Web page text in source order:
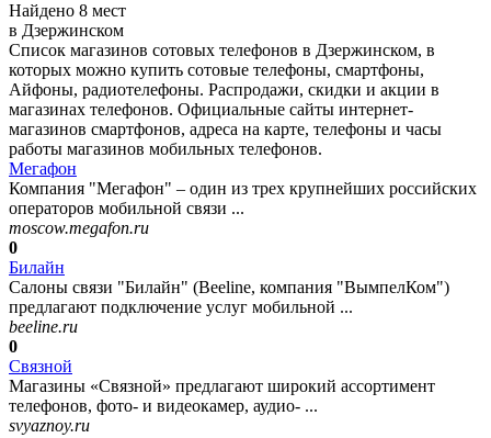
Найдено 8 мест
в Дзержинском
Список магазинов сотовых телефонов в Дзержинском, в
которых можно купить сотовые телефоны, смартфоны,
Айфоны, радиотелефоны. Распродажи, скидки и акции в
магазинах телефонов. Официальные сайты интернет-
магазинов смартфонов, адреса на карте, телефоны и часы
работы магазинов мобильных телефонов.
Мегафон
Компания "Мегафон" – один из трех крупнейших российских
операторов мобильной связи ...
moscow.megafon.ru
0
Билайн
Салоны связи "Билайн" (Beeline, компания "ВымпелКом")
предлагают подключение услуг мобильной ...
beeline.ru
0
Связной
Магазины «Связной» предлагают широкий ассортимент
телефонов, фото- и видеокамер, аудио- ...
svyaznoy.ru